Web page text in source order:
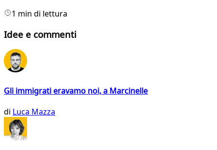
1 min di lettura
Idee e commenti
Gli immigrati eravamo noi, a Marcinelle
di Luca Mazza